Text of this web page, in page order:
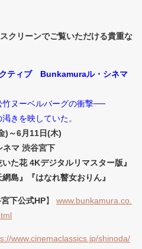
クリーンでご覧いただける貴重な
ティブ Bunkamuraル・シネマ
ヌーベルバーグの衝撃──
きを映していた。
)～6月11日(木)
マ 渋谷宮下
た花 4Kデジタルリマスター版』
島』『はなれ瞽女おりん』
下公式HP】 www.bunkamura.co.
www.cinemaclassics.jp/shinoda/